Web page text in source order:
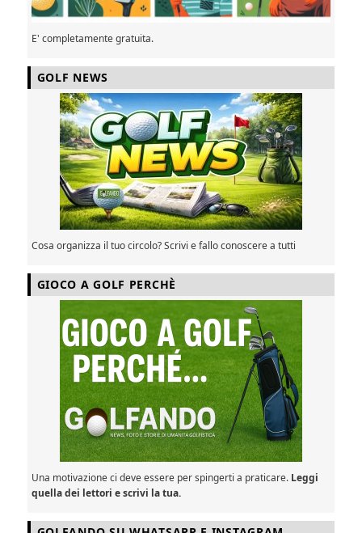
E' completamente gratuita.
GOLF NEWS
Cosa organizza il tuo circolo? Scrivi e fallo conoscere a tutti
GIOCO A GOLF PERCHÈ
Una motivazione ci deve essere per spingerti a praticare. Leggi
quella dei lettori e scrivi la tua.